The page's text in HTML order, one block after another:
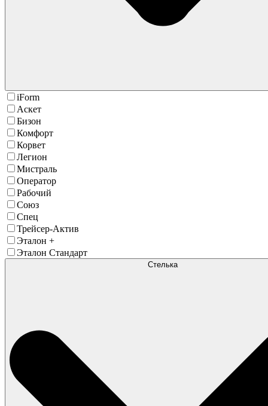
iForm
Аскет
Бизон
Комфорт
Корвет
Легион
Мистраль
Оператор
Рабочий
Союз
Спец
Трейсер-Актив
Эталон +
Эталон Стандарт